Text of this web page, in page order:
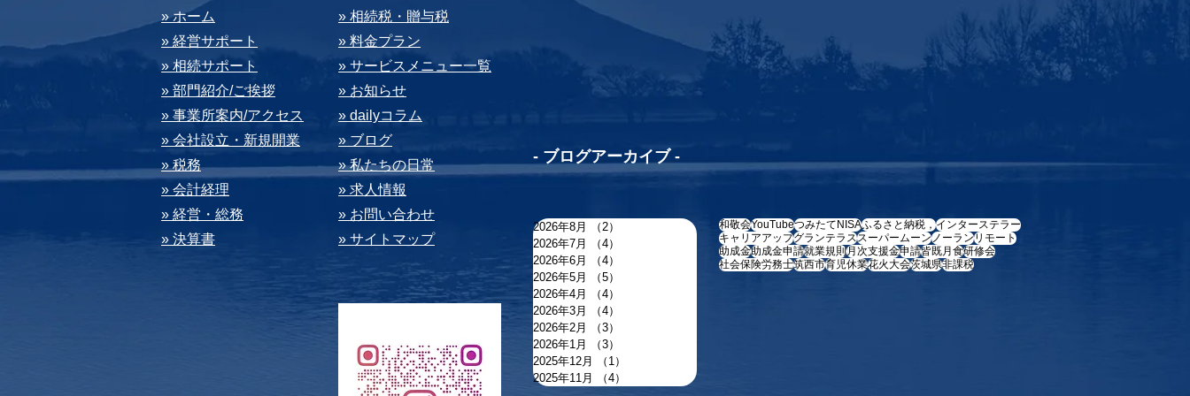
-​ ブログアーカイブ -
2026年8月 （2）
2026年7月
（4）
2026年6月
（4）
2026年5月
（5）
2026年4月
（4）
2026年3月
（4）
2026年2月
（3）
2026年1月
（3）
2025年12月
（1）
2025年11月
（4）
和敬会YouTubeつみたてNISAふるさと納税，インターステラー
キャリアアップグランテラススーパームーンノーランリモート
助成金助成金申請就業規則月次支援金申請皆既月食研修会
社会保険労務士筑西市育児休業花火大会茨城県非課税
​» ホーム
» 経営サポート
» 相続サポート
» 部⾨紹介/ご挨拶
» 事業所案内/アクセス
» 会社設⽴・新規開業
» 税務
» 会計経理
» 経営・総務
» 決算書
​» 相続税・贈与税
» 料⾦プラン
» サービスメニュー⼀覧
» お知らせ
» dailyコラム
» ブログ
» 私たちの⽇常
» 求⼈情報
» お問い合わせ
» サイトマップ